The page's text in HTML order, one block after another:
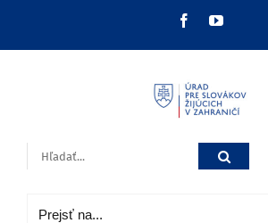
FacebookYouTube
Hľadať:
Prejsť na...